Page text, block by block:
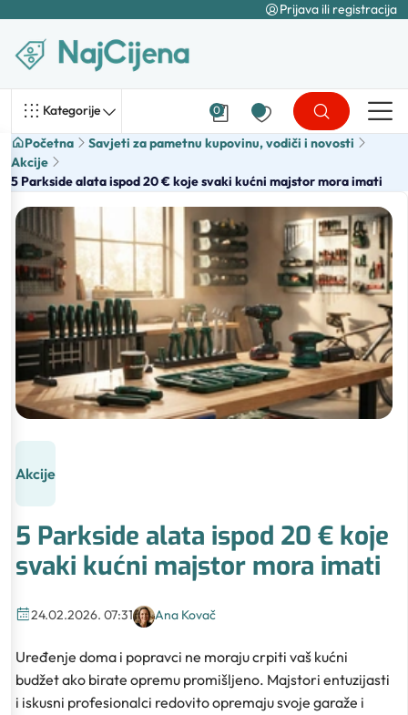
Prijava ili registracija
Kategorije 0
Početna
Savjeti za pametnu kupovinu, vodiči i novosti
Akcije
5 Parkside alata ispod 20 € koje svaki kućni majstor mora imati
Akcije
5 Parkside alata ispod 20 € koje
svaki kućni majstor mora imati
24.02.2026. 07:31 Ana Kovač
Uređenje doma i popravci ne moraju crpiti vaš kućni
budžet ako birate opremu promišljeno. Majstori entuzijasti
i iskusni profesionalci redovito opremaju svoje garaže i